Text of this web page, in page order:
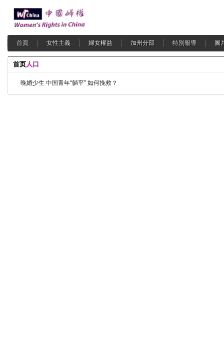
首頁 女性主義 婦女權益 加州分部 特別報導 圖
首页人口
晚婚少生 中国青年“躺平” 如何挽救？